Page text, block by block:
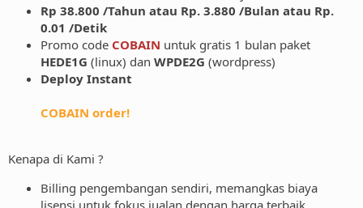
Rp 38.800 /Tahun atau Rp. 3.880 /Bulan atau Rp.
0.01 /Detik
Promo code COBAIN untuk gratis 1 bulan paket
HEDE1G (linux) dan WPDE2G (wordpress)
Deploy Instant
COBAIN order!
Kenapa di Kami ?
Billing pengembangan sendiri, memangkas biaya